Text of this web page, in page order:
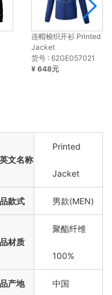
连帽梭织开衫 Printed
Jacket
货号 : 62GE057021
¥ 648元
文名称
Printed
Jacket
款式 男款(MEN)
材质
聚酯纤维
100%
产地 中国